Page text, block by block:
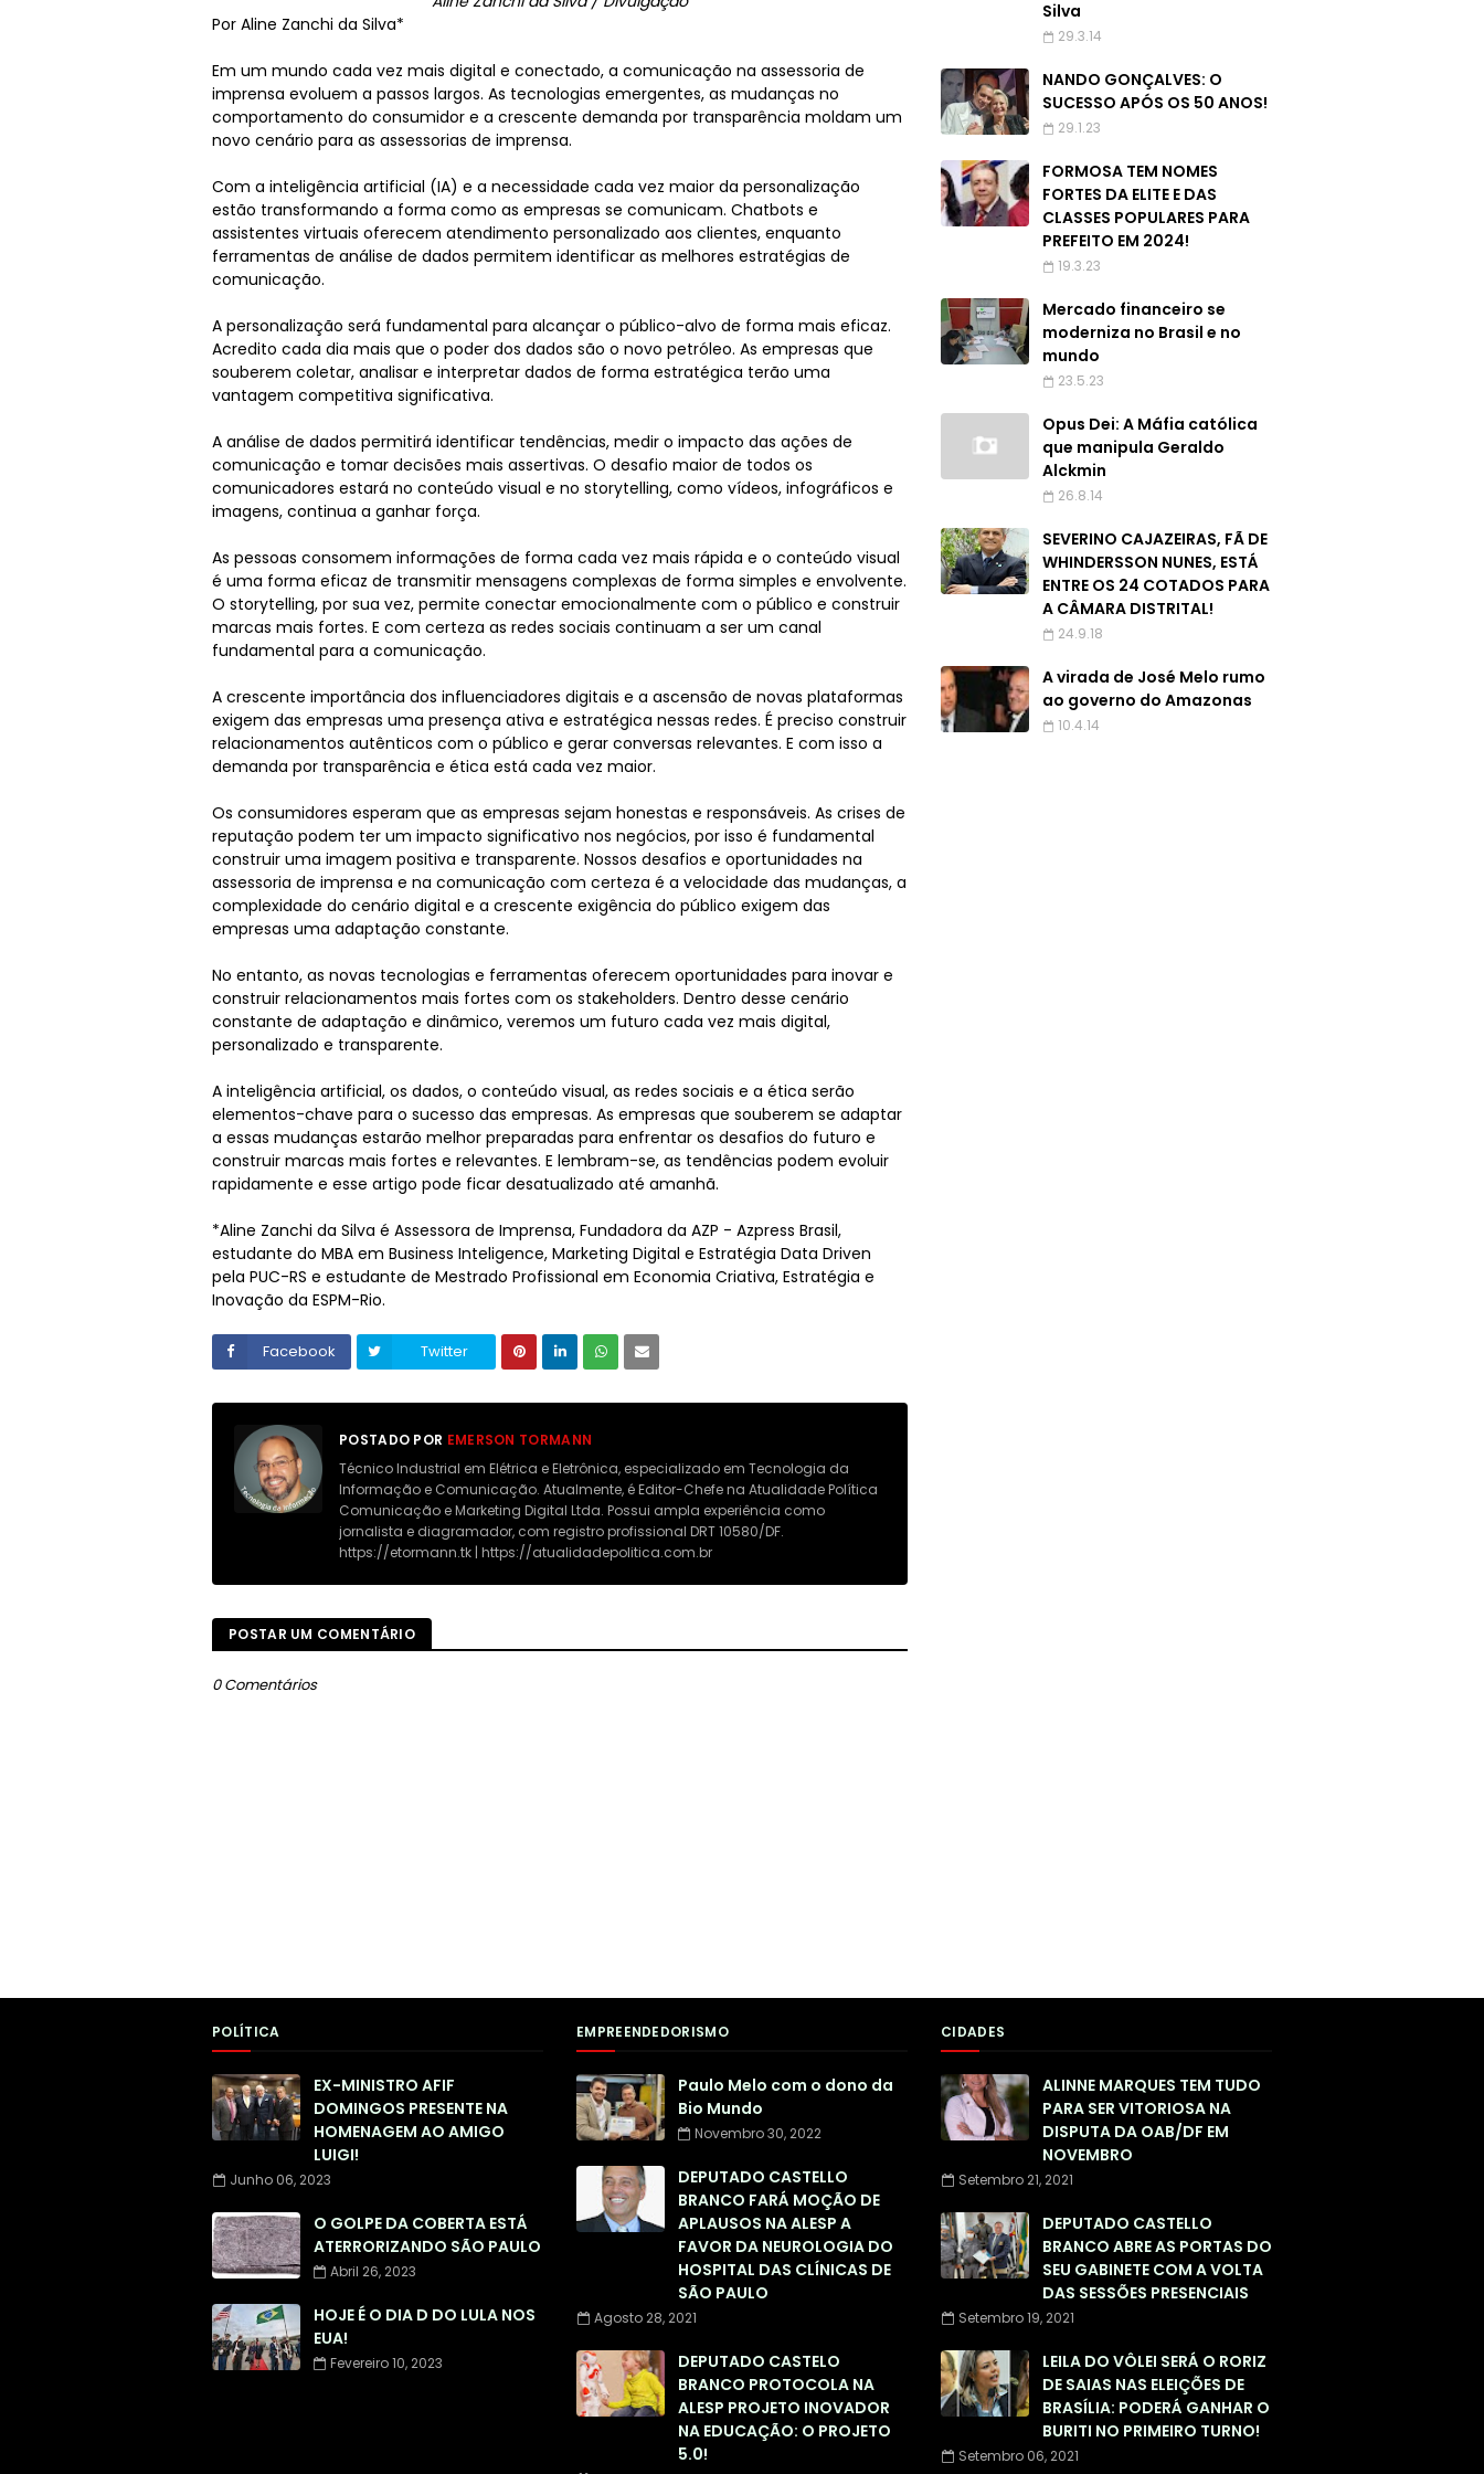
Por Aline Zanchi da Silva*
Em um mundo cada vez mais digital e conectado, a comunicação na assessoria de
imprensa evoluem a passos largos. As tecnologias emergentes, as mudanças no
comportamento do consumidor e a crescente demanda por transparência moldam um
novo cenário para as assessorias de imprensa.
Com a inteligência artificial (IA) e a necessidade cada vez maior da personalização
estão transformando a forma como as empresas se comunicam. Chatbots e
assistentes virtuais oferecem atendimento personalizado aos clientes, enquanto
ferramentas de análise de dados permitem identificar as melhores estratégias de
comunicação.
A personalização será fundamental para alcançar o público-alvo de forma mais eficaz.
Acredito cada dia mais que o poder dos dados são o novo petróleo. As empresas que
souberem coletar, analisar e interpretar dados de forma estratégica terão uma
vantagem competitiva significativa.
A análise de dados permitirá identificar tendências, medir o impacto das ações de
comunicação e tomar decisões mais assertivas. O desafio maior de todos os
comunicadores estará no conteúdo visual e no storytelling, como vídeos, infográficos e
imagens, continua a ganhar força.
As pessoas consomem informações de forma cada vez mais rápida e o conteúdo visual
é uma forma eficaz de transmitir mensagens complexas de forma simples e envolvente.
O storytelling, por sua vez, permite conectar emocionalmente com o público e construir
marcas mais fortes. E com certeza as redes sociais continuam a ser um canal
fundamental para a comunicação.
A crescente importância dos influenciadores digitais e a ascensão de novas plataformas
exigem das empresas uma presença ativa e estratégica nessas redes. É preciso construir
relacionamentos autênticos com o público e gerar conversas relevantes. E com isso a
demanda por transparência e ética está cada vez maior.
Os consumidores esperam que as empresas sejam honestas e responsáveis. As crises de
reputação podem ter um impacto significativo nos negócios, por isso é fundamental
construir uma imagem positiva e transparente. Nossos desafios e oportunidades na
assessoria de imprensa e na comunicação com certeza é a velocidade das mudanças, a
complexidade do cenário digital e a crescente exigência do público exigem das
empresas uma adaptação constante.
No entanto, as novas tecnologias e ferramentas oferecem oportunidades para inovar e
construir relacionamentos mais fortes com os stakeholders. Dentro desse cenário
constante de adaptação e dinâmico, veremos um futuro cada vez mais digital,
personalizado e transparente.
A inteligência artificial, os dados, o conteúdo visual, as redes sociais e a ética serão
elementos-chave para o sucesso das empresas. As empresas que souberem se adaptar
a essas mudanças estarão melhor preparadas para enfrentar os desafios do futuro e
construir marcas mais fortes e relevantes. E lembram-se, as tendências podem evoluir
rapidamente e esse artigo pode ficar desatualizado até amanhã.
*Aline Zanchi da Silva é Assessora de Imprensa, Fundadora da AZP - Azpress Brasil,
estudante do MBA em Business Inteligence, Marketing Digital e Estratégia Data Driven
pela PUC-RS e estudante de Mestrado Profissional em Economia Criativa, Estratégia e
Inovação da ESPM-Rio.
Facebook Twitter
POSTADO POR EMERSON TORMANN
Técnico Industrial em Elétrica e Eletrônica, especializado em Tecnologia da
Informação e Comunicação. Atualmente, é Editor-Chefe na Atualidade Política
Comunicação e Marketing Digital Ltda. Possui ampla experiência como
jornalista e diagramador, com registro profissional DRT 10580/DF.
https://etormann.tk | https://atualidadepolitica.com.br
POSTAR UM COMENTÁRIO
0 Comentários
Silva
29.3.14
NANDO GONÇALVES: O
SUCESSO APÓS OS 50 ANOS!
29.1.23
FORMOSA TEM NOMES
FORTES DA ELITE E DAS
CLASSES POPULARES PARA
PREFEITO EM 2024!
19.3.23
Mercado financeiro se
moderniza no Brasil e no
mundo
23.5.23
Opus Dei: A Máfia católica
que manipula Geraldo
Alckmin
26.8.14
SEVERINO CAJAZEIRAS, FÃ DE
WHINDERSSON NUNES, ESTÁ
ENTRE OS 24 COTADOS PARA
A CÂMARA DISTRITAL!
24.9.18
A virada de José Melo rumo
ao governo do Amazonas
10.4.14
POLÍTICA
EX-MINISTRO AFIF
DOMINGOS PRESENTE NA
HOMENAGEM AO AMIGO
LUIGI!
Junho 06, 2023
O GOLPE DA COBERTA ESTÁ
ATERRORIZANDO SÃO PAULO
Abril 26, 2023
HOJE É O DIA D DO LULA NOS
EUA!
Fevereiro 10, 2023
EMPREENDEDORISMO
Paulo Melo com o dono da
Bio Mundo
Novembro 30, 2022
DEPUTADO CASTELLO
BRANCO FARÁ MOÇÃO DE
APLAUSOS NA ALESP A
FAVOR DA NEUROLOGIA DO
HOSPITAL DAS CLÍNICAS DE
SÃO PAULO
Agosto 28, 2021
DEPUTADO CASTELO
BRANCO PROTOCOLA NA
ALESP PROJETO INOVADOR
NA EDUCAÇÃO: O PROJETO
5.0!
CIDADES
ALINNE MARQUES TEM TUDO
PARA SER VITORIOSA NA
DISPUTA DA OAB/DF EM
NOVEMBRO
Setembro 21, 2021
DEPUTADO CASTELLO
BRANCO ABRE AS PORTAS DO
SEU GABINETE COM A VOLTA
DAS SESSÕES PRESENCIAIS
Setembro 19, 2021
LEILA DO VÔLEI SERÁ O RORIZ
DE SAIAS NAS ELEIÇÕES DE
BRASÍLIA: PODERÁ GANHAR O
BURITI NO PRIMEIRO TURNO!
Setembro 06, 2021